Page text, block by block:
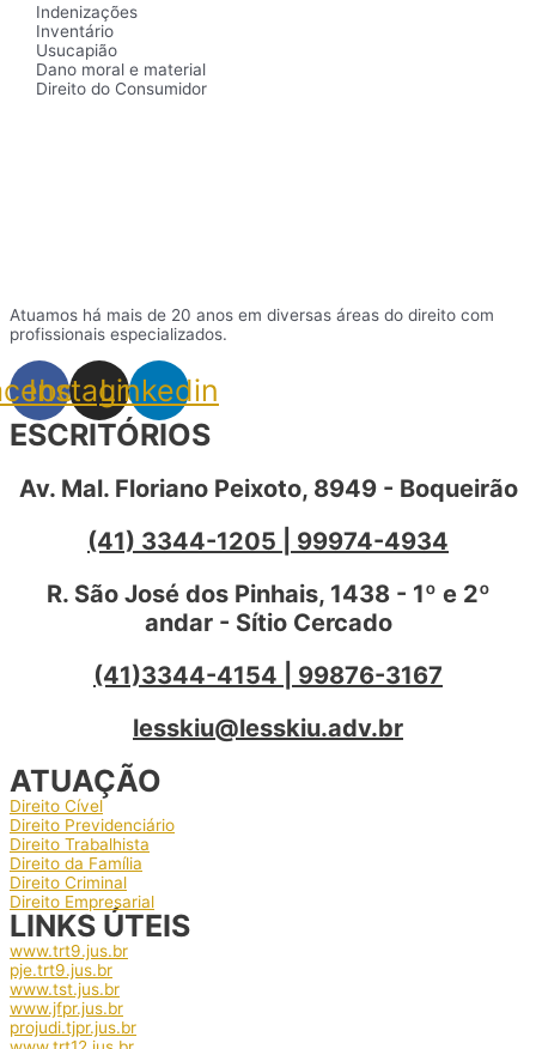
Indenizações
Inventário
Usucapião
Dano moral e material
Direito do Consumidor
Atuamos há mais de 20 anos em diversas áreas do direito com
profissionais especializados.
Instagram
Linkedin
ESCRITÓRIOS
Av. Mal. Floriano Peixoto, 8949 - Boqueirão
(41) 3344-1205 | 99974-4934
R. São José dos Pinhais, 1438 - 1º e 2º
andar - Sítio Cercado
(41)3344-4154 | 99876-3167
lesskiu@lesskiu.adv.br
ATUAÇÃO
Direito Cível
Direito Previdenciário
Direito Trabalhista
Direito da Família
Direito Criminal
Direito Empresarial
LINKS ÚTEIS
www.trt9.jus.br
pje.trt9.jus.br
www.tst.jus.br
www.jfpr.jus.br
projudi.tjpr.jus.br